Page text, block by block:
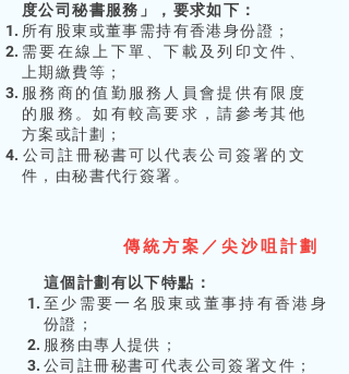
度公司秘書服務」，要求如下：
所有股東或董事需持有香港身份證；
需要在線上下單、下載及列印文件、
上期繳費等；
服務商的值勤服務人員會提供有限度
的服務。如有較高要求，請參考其他
方案或計劃；​
​公司註冊秘書可以代表公司簽署的文
件，由秘書代行簽署。
傳統方案／尖沙咀計劃
​這個計劃有以下特點：
至少需要一名股東或董事持有香港身
份證；
服務由專人提供；
​公司註冊秘書可代表公司簽署文件；